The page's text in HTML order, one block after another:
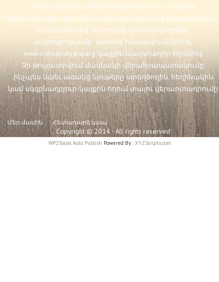
Սույն կայքում առկա հոդվածների եւ նյութերի
վերահրապարակումն ու վերարտադրումը թույլատրվում
են պայմանով, որ դրանք վերարտադրվեն
ամբողջությամբ` առանց հապավումների եւ
www.orthodoxkyanq.org կայքին պարտադիր հղումով:
Չի թույլատրվում մասնակի վերահրապարակումը,
ինչպես նաեւ առանց նյութերը ստեղծողին, հեղինակին
կամ սկզբնաղբյուր-կայքին հղում տալու վերարտադրումը:
Մեր մասին Հետադարձ կապ
Copyright © 2014 - All rights reserved
WP2Social Auto Publish Powered By :XYZScripts.com